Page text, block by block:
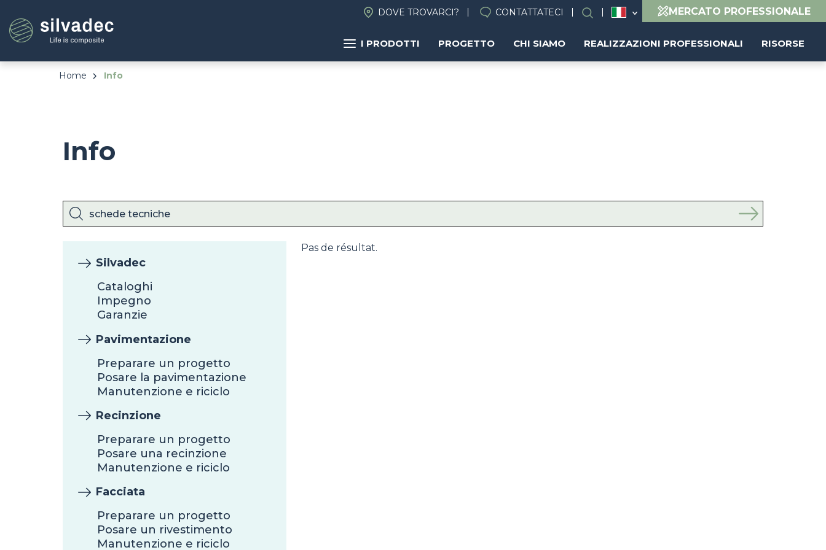
contenuto
principale
DOVE TROVARCI? CONTATTATECI Ricerca MERCATO PROFESSIONALE
I PRODOTTI PROGETTO CHI SIAMO REALIZZAZIONI PROFESSIONALI RISORSE
Home Info
Info
Silvadec
Cataloghi
Impegno
Garanzie
Pavimentazione
Preparare un progetto
Posare la pavimentazione
Manutenzione e riciclo
Recinzione
Preparare un progetto
Posare una recinzione
Manutenzione e riciclo
Facciata
Preparare un progetto
Posare un rivestimento
Manutenzione e riciclo
Pas de résultat.